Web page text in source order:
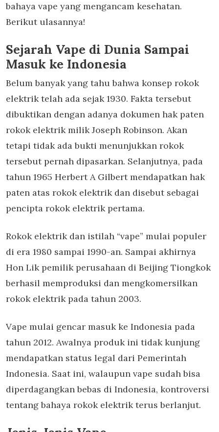
bahaya vape yang mengancam kesehatan.
Berikut ulasannya!
Sejarah Vape di Dunia Sampai
Masuk ke Indonesia
Belum banyak yang tahu bahwa konsep rokok
elektrik telah ada sejak 1930. Fakta tersebut
dibuktikan dengan adanya dokumen hak paten
rokok elektrik milik Joseph Robinson. Akan
tetapi tidak ada bukti menunjukkan rokok
tersebut pernah dipasarkan. Selanjutnya, pada
tahun 1965 Herbert A Gilbert mendapatkan hak
paten atas rokok elektrik dan disebut sebagai
pencipta rokok elektrik pertama.
Rokok elektrik dan istilah “vape” mulai populer
di era 1980 sampai 1990-an. Sampai akhirnya
Hon Lik pemilik perusahaan di Beijing Tiongkok
berhasil memproduksi dan mengkomersilkan
rokok elektrik pada tahun 2003.
Vape mulai gencar masuk ke Indonesia pada
tahun 2012. Awalnya produk ini tidak kunjung
mendapatkan status legal dari Pemerintah
Indonesia. Saat ini, walaupun vape sudah bisa
diperdagangkan bebas di Indonesia, kontroversi
tentang bahaya rokok elektrik terus berlanjut.